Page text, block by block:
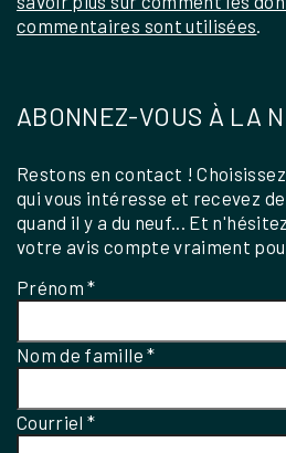
commentaires sont utilisées.
ABONNEZ-VOUS À LA
Restons en contact !
qui vous intéresse et recevez
quand il y a du neuf... Et
votre avis compte vraiment
Prénom*
Nom de famille*
Courriel*